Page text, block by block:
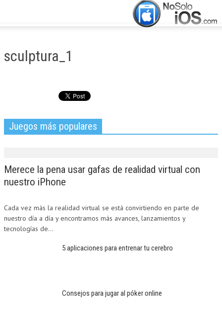
ACTUALIDAD
MANUALES
sculptura_1
Juegos más populares
Merece la pena usar gafas de realidad virtual con
nuestro iPhone
Cada vez más la realidad virtual se está convirtiendo en parte de
nuestro día a día y encontramos más avances, lanzamientos y
tecnologías de...
5 aplicaciones para entrenar tu cerebro
Consejos para jugar al póker online